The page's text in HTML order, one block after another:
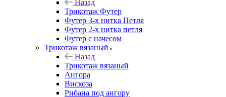
Назад
Трикотаж Футер
Футер 3-х нитка Петля
Футер 2-х нитка петля
Футер с начесом
Трикотаж вязаный
Назад
Трикотаж вязаный
Ангора
Вискоза
Рибана под ангору